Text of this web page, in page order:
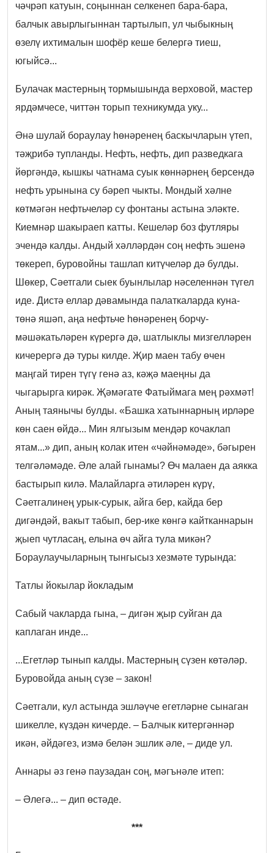
чәчрәп катуын, соңыннан селкенеп бара-бара,
балчык авырлыгыннан тартылып, ул чыбыкның
өзелү ихтималын шофёр кеше белергә тиеш,
югыйсә...
Булачак мастерның тормышында верховой, мастер
ярдәмчесе, читтән торып техникумда уку...
Әнә шулай бораулау һөнәренең баскычларын үтеп,
тәҗрибә тупланды. Нефть, нефть, дип разведкага
йөргәндә, кышкы чатнама суык көннәрнең берсендә
нефть урынына су бәреп чыкты. Мондый хәлне
көтмәгән нефтьчеләр су фонтаны астына эләкте.
Киемнәр шакыраеп катты. Кешеләр боз футляры
эчендә калды. Андый хәлләрдән соң нефть эшенә
төкереп, буровойны ташлап китүчеләр дә булды.
Шөкер, Сәетгали сыек буынлылар нәселеннән түгел
иде. Дистә еллар дәвамында палаткаларда куна-
төнә яшәп, аңа нефтьче һөнәренең борчу-
мәшәкатьләрен күрергә дә, шатлыклы мизгелләрен
кичерергә дә туры килде. Җир маен табу өчен
маңгай тирен түгү генә аз, кәҗә маеңны да
чыгарырга кирәк. Җәмәгате Фатыймага мең рәхмәт!
Аның таянычы булды. «Башка хатыннарның ирләре
көн саен өйдә... Мин ялгызым мендәр кочаклап
ятам...» дип, аның колак итен «чәйнәмәде», бәгырен
телгәләмәде. Әле алай гынамы? Өч малаен да аякка
бастырып килә. Малайларга әтиләрен күрү,
Сәетгалинең урык-сурык, айга бер, кайда бер
дигәндәй, вакыт табып, бер-ике көнгә кайтканнарын
җыеп чутласаң, елына өч айга тула микән?
Бораулаучыларның тынгысыз хезмәте турында:
Татлы йокылар йокладым
Сабый чакларда гына, – дигән җыр суйган да
каплаган инде...
...Егетләр тынып калды. Мастерның сүзен көтәләр.
Буровойда аның сүзе – закон!
Сәетгали, кул астында эшләүче егетләрне сынаган
шикелле, күздән кичерде. – Балчык китергәннәр
икән, әйдәгез, измә белән эшлик әле, – диде ул.
Аннары әз генә паузадан соң, мәгънәле итеп:
– Әлегә... – дип өстәде.
***